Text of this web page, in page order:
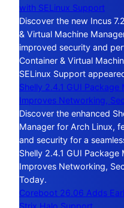
with SELinux Support
Discover the new Incus
& Virtual Machine
improved security and
Container & Virtual
SELinux Support
Shelly 2.4.1 GUI
Improves Networking,
Discover the enhanced
Manager for Arch Linux,
and security for a
Shelly 2.4.1 GUI
Improves Networking,
Today.
Coreboot 26.06 Adds
Strix Halo Support